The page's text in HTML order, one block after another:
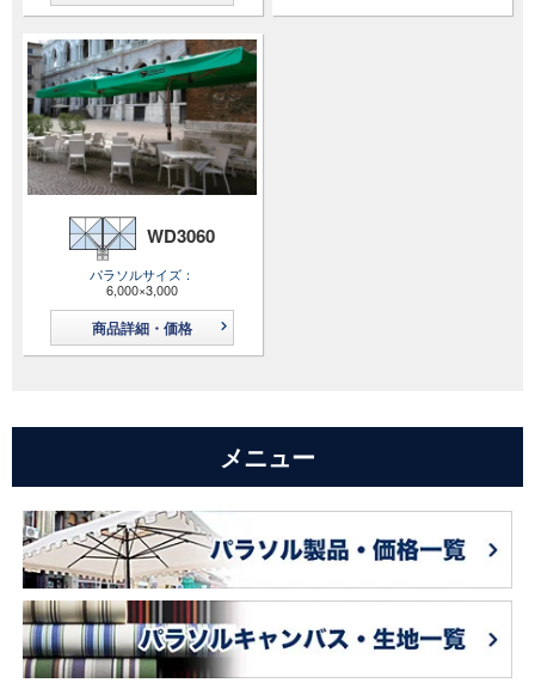
WD3060
パラソルサイズ
6,000×3,000
商品詳細・価格
メニュー